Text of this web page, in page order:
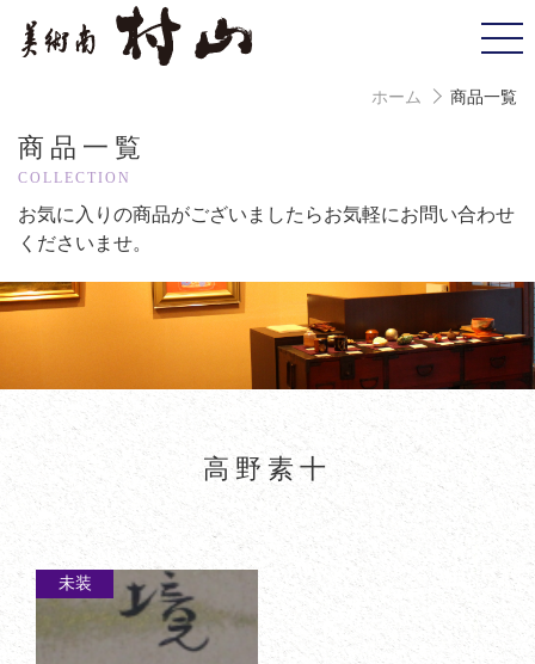
ホーム 商品一覧
商品一覧
COLLECTION
お気に入りの商品がございましたらお気軽にお問い合わせ
くださいませ。
高野素十
未装